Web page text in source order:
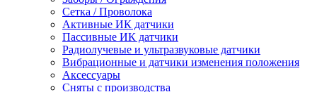
Сетка / Проволока
Активные ИК датчики
Пассивные ИК датчики
Радиолучевые и ультразвуковые датчики
Вибрационные и датчики изменения положения
Аксессуары
Сняты с производства